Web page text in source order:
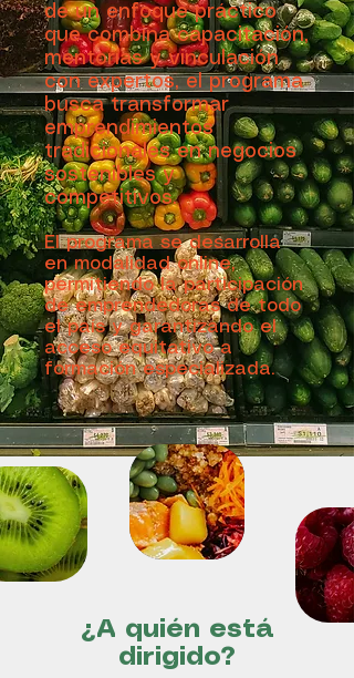
de un enfoque práctico
que combina capacitación,
mentorías y vinculación
con expertos, el programa
busca transformar
emprendimientos
tradicionales en negocios
sostenibles y
competitivos.
El programa se desarrolla
en modalidad online,
permitiendo la participación
de emprendedoras de todo
el país y garantizando el
acceso equitativo a
formación especializada.
¿A quién está
dirigido?